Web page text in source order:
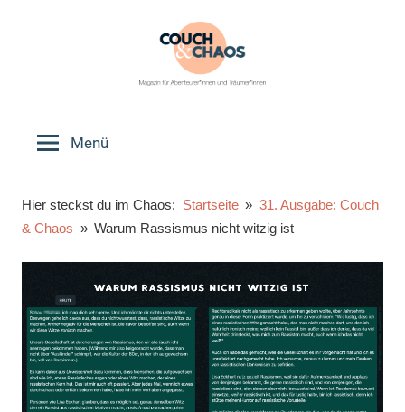
Chaos
Menü
Hier steckst du im Chaos: Startseite
31. Ausgabe: Couch
& Chaos
Warum Rassismus nicht witzig ist